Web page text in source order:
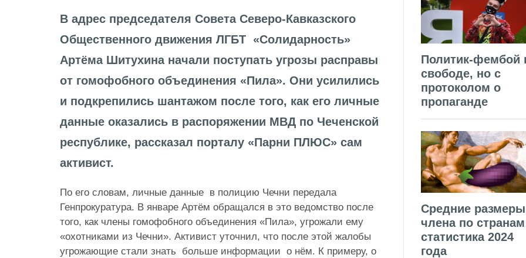
В адрес председателя Совета Северо-Кавказского
Общественного движения ЛГБТ «Солидарность»
Артёма Шитухина начали поступать угрозы расправы
от гомофобного объединения «Пила». Они усилились
и подкрепились шантажом после того, как его личные
данные оказались в распоряжении МВД по Чеченской
республике, рассказал порталу «Парни ПЛЮС» сам
активист.
По его словам, личные данные в полицию Чечни передала
Генпрокуратура. В январе Артём обращался в это ведомство после
того, как члены гомофобного объединения «Пила», угрожали ему
«охотниками из Чечни». Активист уточнил, что после этой жалобы
угрожающие стали знать больше информации о нём. К примеру, о
Политик-фембой
свободе, но с
протоколом о
пропаганде
Средние размеры
члена по
статистика 2024
года